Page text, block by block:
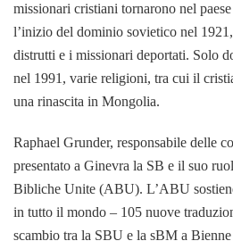
missionari cristiani tornarono nel
l’inizio del dominio sovietico nel
distrutti e i missionari deportati. Solo
nel 1991, varie religioni, tra cui il
una rinascita in Mongolia.
Raphael Grunder, responsabile delle
presentato a Ginevra la SB e il suo
Bibliche Unite (ABU). L’ABU
in tutto il mondo – 105 nuove
scambio tra la SBU e la sBM a